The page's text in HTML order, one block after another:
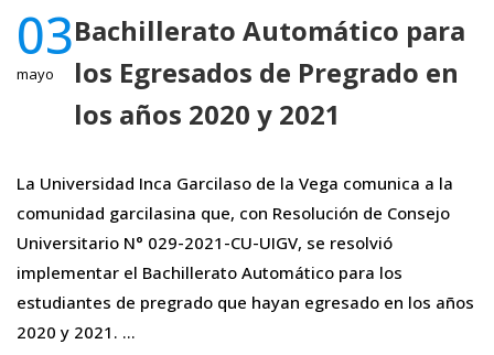
03
mayo
Bachillerato Automático para
los Egresados de Pregrado en
los años 2020 y 2021
La Universidad Inca Garcilaso de la Vega comunica a la
comunidad garcilasina que, con Resolución de Consejo
Universitario N° 029-2021-CU-UIGV, se resolvió
implementar el Bachillerato Automático para los
estudiantes de pregrado que hayan egresado en los años
2020 y 2021. …